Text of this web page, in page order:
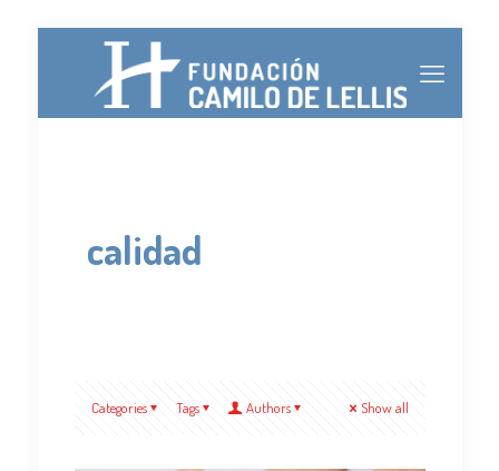
calidad
Categories Tags Authors Show all